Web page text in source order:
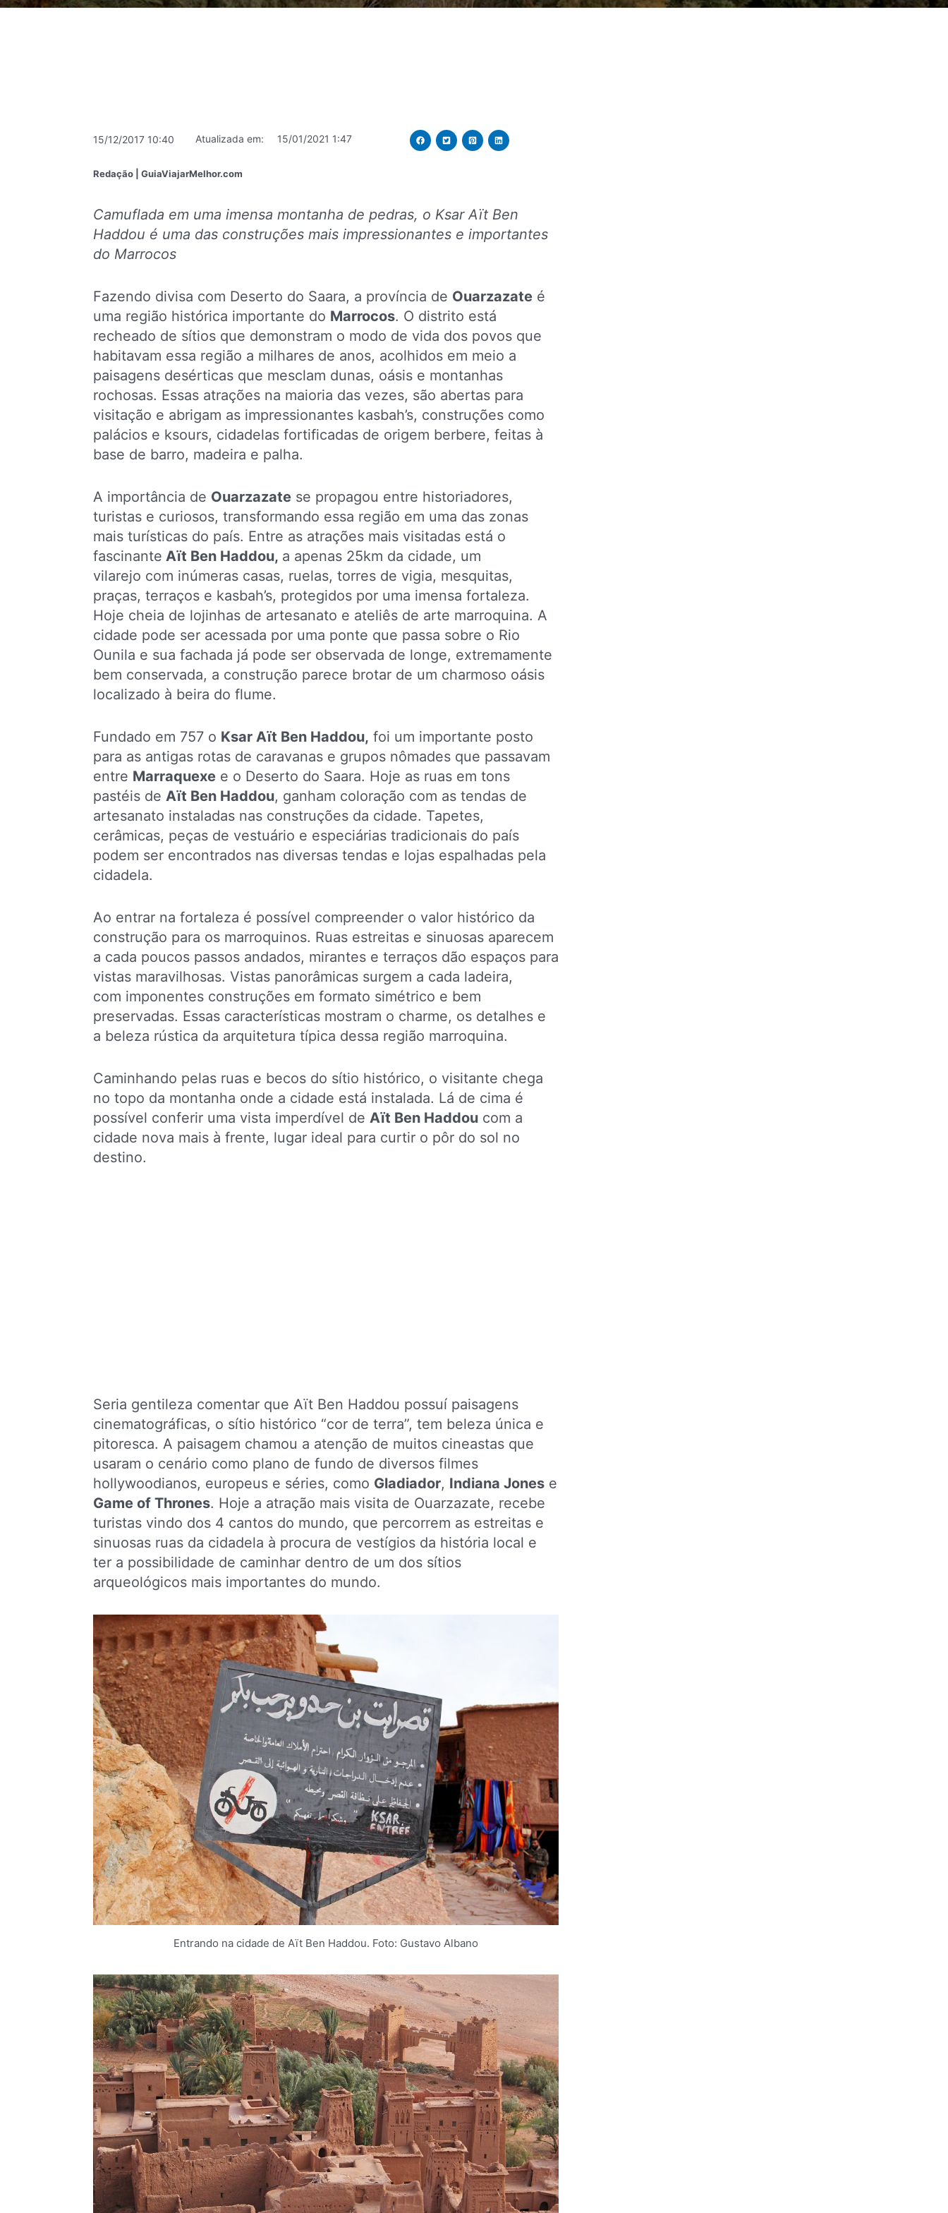
15/12/2017 10:40 Atualizada em: 15/01/2021 1:47
Redação | GuiaViajarMelhor.com
Camuflada em uma imensa montanha de pedras, o Ksar Aït Ben
Haddou é uma das construções mais impressionantes e importantes
do Marrocos
Fazendo divisa com Deserto do Saara, a província de Ouarzazate é
uma região histórica importante do Marrocos. O distrito está
recheado de sítios que demonstram o modo de vida dos povos que
habitavam essa região a milhares de anos, acolhidos em meio a
paisagens desérticas que mesclam dunas, oásis e montanhas
rochosas. Essas atrações na maioria das vezes, são abertas para
visitação e abrigam as impressionantes kasbah’s, construções como
palácios e ksours, cidadelas fortificadas de origem berbere, feitas à
base de barro, madeira e palha.
A importância de Ouarzazate se propagou entre historiadores,
turistas e curiosos, transformando essa região em uma das zonas
mais turísticas do país. Entre as atrações mais visitadas está o
fascinante Aït Ben Haddou, a apenas 25km da cidade, um
vilarejo com inúmeras casas, ruelas, torres de vigia, mesquitas,
praças, terraços e kasbah’s, protegidos por uma imensa fortaleza.
Hoje cheia de lojinhas de artesanato e ateliês de arte marroquina. A
cidade pode ser acessada por uma ponte que passa sobre o Rio
Ounila e sua fachada já pode ser observada de longe, extremamente
bem conservada, a construção parece brotar de um charmoso oásis
localizado à beira do flume.
Fundado em 757 o Ksar Aït Ben Haddou, foi um importante posto
para as antigas rotas de caravanas e grupos nômades que passavam
entre Marraquexe e o Deserto do Saara. Hoje as ruas em tons
pastéis de Aït Ben Haddou, ganham coloração com as tendas de
artesanato instaladas nas construções da cidade. Tapetes,
cerâmicas, peças de vestuário e especiárias tradicionais do país
podem ser encontrados nas diversas tendas e lojas espalhadas pela
cidadela.
Ao entrar na fortaleza é possível compreender o valor histórico da
construção para os marroquinos. Ruas estreitas e sinuosas aparecem
a cada poucos passos andados, mirantes e terraços dão espaços para
vistas maravilhosas. Vistas panorâmicas surgem a cada ladeira,
com imponentes construções em formato simétrico e bem
preservadas. Essas características mostram o charme, os detalhes e
a beleza rústica da arquitetura típica dessa região marroquina.
Caminhando pelas ruas e becos do sítio histórico, o visitante chega
no topo da montanha onde a cidade está instalada. Lá de cima é
possível conferir uma vista imperdível de Aït Ben Haddou com a
cidade nova mais à frente, lugar ideal para curtir o pôr do sol no
destino.
Seria gentileza comentar que Aït Ben Haddou possuí paisagens
cinematográficas, o sítio histórico “cor de terra”, tem beleza única e
pitoresca. A paisagem chamou a atenção de muitos cineastas que
usaram o cenário como plano de fundo de diversos filmes
hollywoodianos, europeus e séries, como Gladiador, Indiana Jones e
Game of Thrones. Hoje a atração mais visita de Ouarzazate, recebe
turistas vindo dos 4 cantos do mundo, que percorrem as estreitas e
sinuosas ruas da cidadela à procura de vestígios da história local e
ter a possibilidade de caminhar dentro de um dos sítios
arqueológicos mais importantes do mundo.
Entrando na cidade de Aït Ben Haddou. Foto: Gustavo Albano